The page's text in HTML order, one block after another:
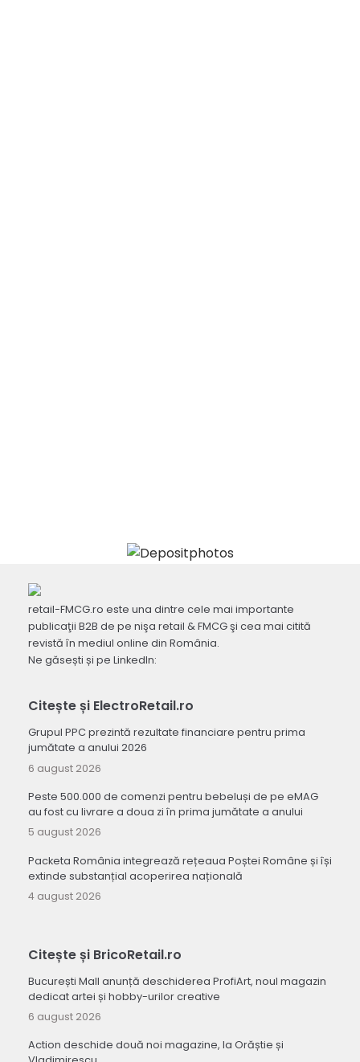
retail-FMCG.ro este una dintre cele mai importante
publicaţii B2B de pe nişa retail & FMCG şi cea mai citită
revistă în mediul online din România.
Ne găsești și pe LinkedIn:
Citește și ElectroRetail.ro
Grupul PPC prezintă rezultate financiare pentru prima
jumătate a anului 2026
6 august 2026
Peste 500.000 de comenzi pentru bebeluși de pe eMAG
au fost cu livrare a doua zi în prima jumătate a anului
5 august 2026
Packeta România integrează rețeaua Poștei Române și își
extinde substanțial acoperirea națională
4 august 2026
Citește și BricoRetail.ro
București Mall anunță deschiderea ProfiArt, noul magazin
dedicat artei și hobby-urilor creative
6 august 2026
Action deschide două noi magazine, la Orăștie și